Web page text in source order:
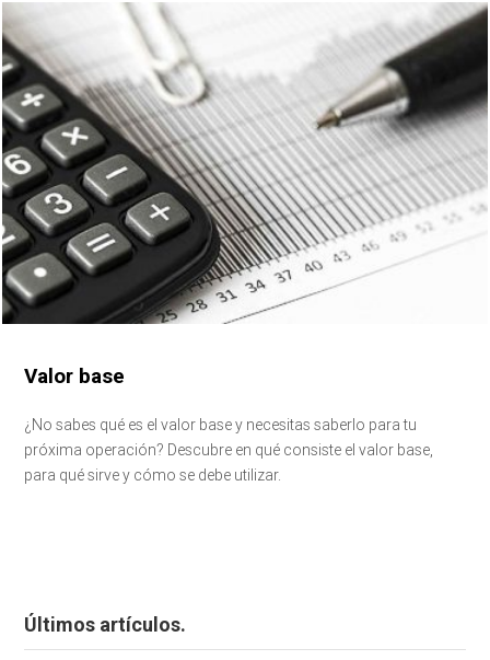
Valor base
¿No sabes qué es el valor base y necesitas saberlo para tu
próxima operación? Descubre en qué consiste el valor base,
para qué sirve y cómo se debe utilizar.
Últimos artículos.